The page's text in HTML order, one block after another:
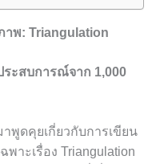
าพ: Triangulation
ะสบการณ์จาก 1,000
พูดคุยเกี่ยวกับการเขียน
าะเรื่อง Triangulation